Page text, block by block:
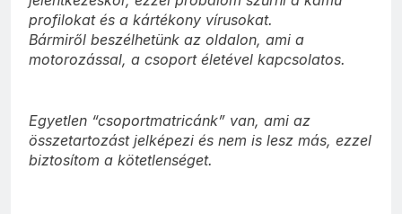
profilokat és a kártékony vírusokat.
Bármiről beszélhetünk az oldalon, ami a
motorozással, a csoport életével kapcsolatos.
Egyetlen “csoportmatricánk” van, ami az
összetartozást jelképezi és nem is lesz más, ezzel
biztosítom a kötetlenséget.